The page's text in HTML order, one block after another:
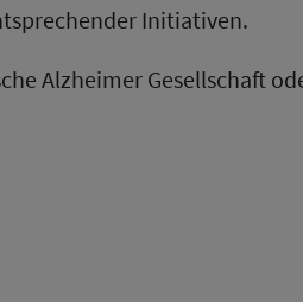
Initiativen.
Alzheimer Gesellschaft